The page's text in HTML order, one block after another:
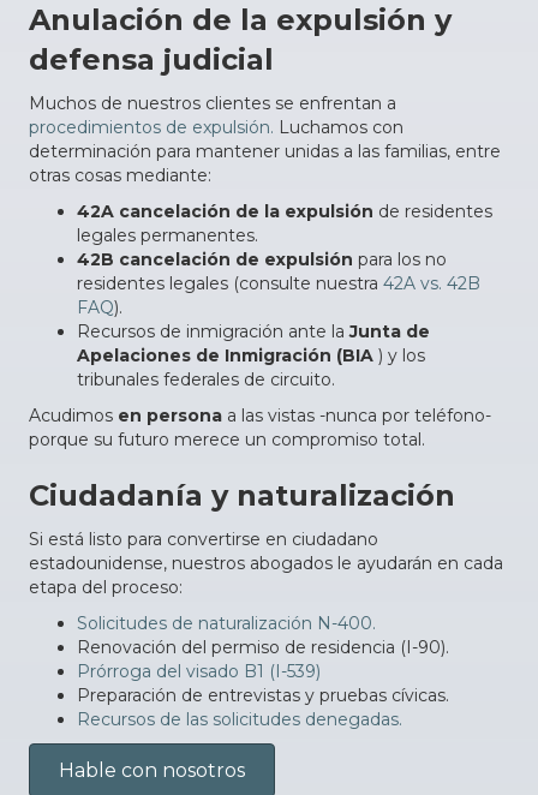
Anulación de la expulsión y
defensa judicial
Muchos de nuestros clientes se enfrentan a
procedimientos de expulsión. Luchamos con
determinación para mantener unidas a las familias, entre
otras cosas mediante:
42A cancelación de la expulsión de residentes
legales permanentes.
42B cancelación de expulsión para los no
residentes legales (consulte nuestra 42A vs. 42B
FAQ).
Recursos de inmigración ante laJunta de
Apelaciones de Inmigración (BIA ) y los
tribunales federales de circuito.
Acudimos en persona a las vistas -nunca por teléfono-
porque su futuro merece un compromiso total.
Ciudadanía y naturalización
Si está listo para convertirse en ciudadano
estadounidense, nuestros abogados le ayudarán en cada
etapa del proceso:
Solicitudes de naturalización N-400.
Renovación del permiso de residencia (I-90).
Prórroga del visado B1 (I-539)
Preparación de entrevistas y pruebas cívicas.
Recursos de las solicitudes denegadas.
Hable con nosotros